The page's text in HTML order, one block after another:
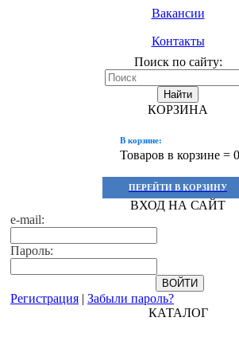
Вакансии
Контакты
Поиск по сайту:
Найти
КОРЗИНА
В корзине:
Товаров в корзине = 0
ПЕРЕЙТИ В КОРЗИНУ
ВХОД НА САЙТ
e-mail:
Пароль:
Регистрация | Забыли пароль?
КАТАЛОГ